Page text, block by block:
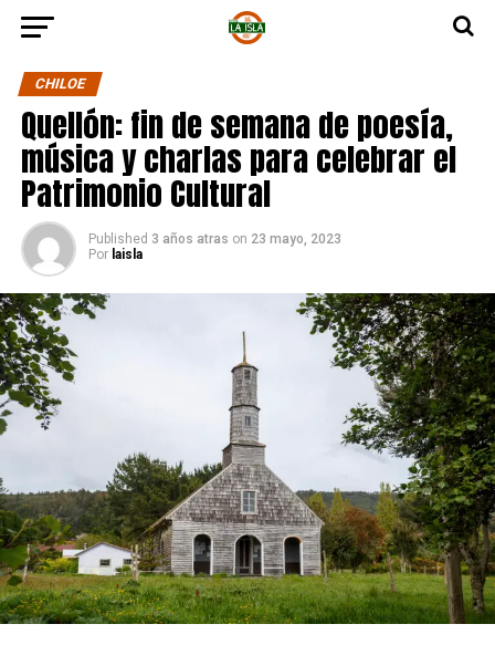
CHILOE
Quellón: fin de semana de poesía,
música y charlas para celebrar el
Patrimonio Cultural
Published 3 años atras on 23 mayo, 2023
Por laisla